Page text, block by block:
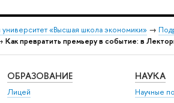
«Высшая школа экономики» →
Как превратить премьеру в событие: в
ОБРАЗОВАНИЕ
Лицей
НАУКА
Научные